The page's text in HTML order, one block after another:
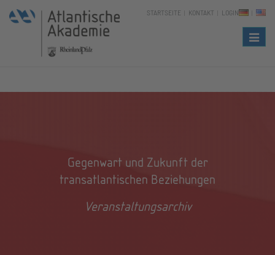
STARTSEITE KONTAKT LOGIN
Gegenwart und Zukunft der
transatlantischen Beziehungen
Veranstaltungsarchiv